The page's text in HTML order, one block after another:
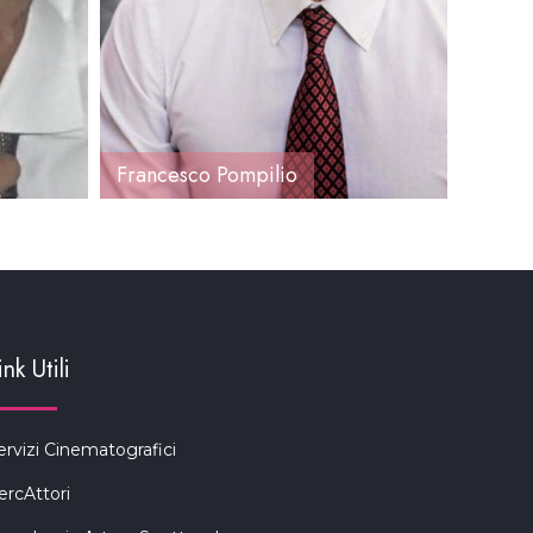
Francesco Pompilio
Utili
Cinematografici